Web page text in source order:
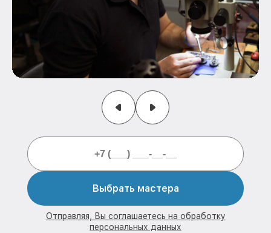
Выбрать мастера
Отправляя, Вы соглашаетесь на обработку
персональных данных